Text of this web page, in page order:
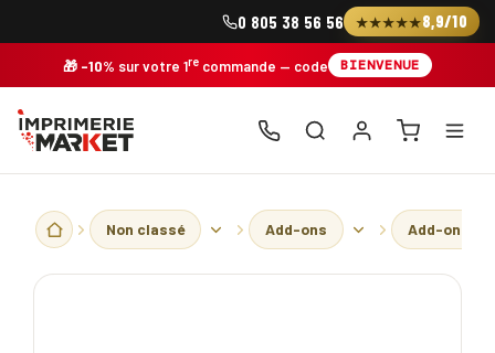
0 805 38 56 56 ★★★★★8,9/10
🎁 -10% sur votre 1re commande — code BIENVENUE
Non classé Add-ons Add-ons -